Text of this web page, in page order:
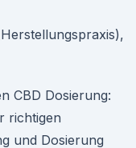
CBD Dosierung:
richtigen
und Dosierung